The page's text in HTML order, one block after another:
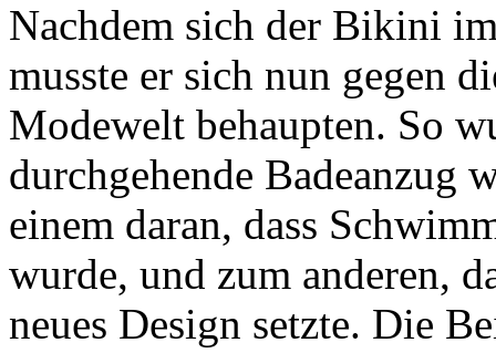
Nachdem sich der Bikini
musste er sich nun gegen
Modewelt behaupten. So
durchgehende Badeanzug
einem daran, dass
wurde, und zum anderen,
neues Design setzte. Die